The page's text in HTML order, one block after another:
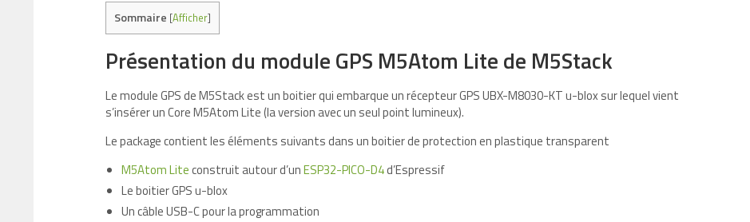
Sommaire [Afficher]
Présentation du module GPS M5Atom Lite de M5Stack
Le module GPS de M5Stack est un boitier qui embarque un récepteur GPS UBX-M8030-KT u-blox sur lequel vient
s’insérer un Core M5Atom Lite (la version avec un seul point lumineux).
Le package contient les éléments suivants dans un boitier de protection en plastique transparent
M5Atom Liteconstruit autour d’unESP32-PICO-D4d’Espressif
Le boitier GPS u-blox
Un câble USB-C pour la programmation